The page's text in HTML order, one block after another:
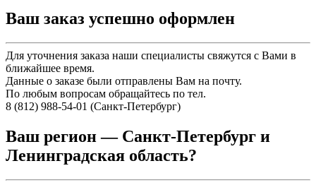
Ваш заказ успешно оформлен
Для уточнения заказа наши специалисты свяжутся с Вами в
ближайшее время.
Данные о заказе были отправлены Вам на почту.
По любым вопросам обращайтесь по тел.
8 (812) 988-54-01 (Санкт-Петербург)
Ваш регион — Санкт-Петербург и
Ленинградская область?